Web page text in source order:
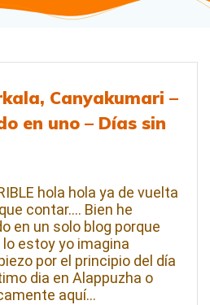
Canyakumari –
en uno – Días sin
hola hola ya de vuelta
contar…. Bien he
en un solo blog porque
estoy yo imagina
por el principio del día
dia en Alappuzha o
aquí…